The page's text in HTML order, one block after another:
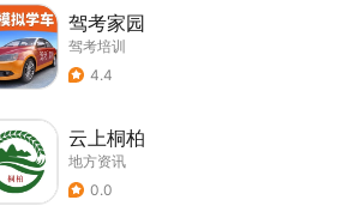
驾考家园
驾考培训
4.4
云上桐柏
地方资讯
0.0